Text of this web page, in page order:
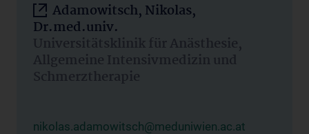
Adamowitsch, Nikolas,
Dr.med.univ.
Universitätsklinik für Anästhesie,
Allgemeine Intensivmedizin und
Schmerztherapie
nikolas.adamowitsch@meduniwien.ac.at